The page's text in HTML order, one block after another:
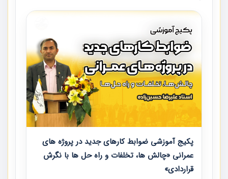
پکیج آموزشی ضوابط کارهای جدید در پروژه های
عمرانی «چالش ها، تخلفات و راه حل ها با نگرش
قراردادی»